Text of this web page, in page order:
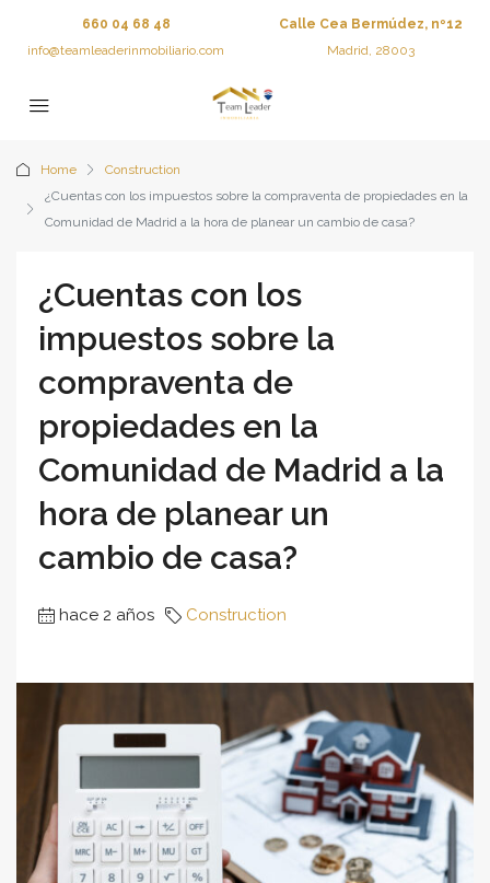
660 04 68 48
info@teamleaderinmobiliario.com
Calle Cea Bermúdez, nº12
Madrid, 28003
Home
Construction
¿Cuentas con los impuestos sobre la compraventa de propiedades en la
Comunidad de Madrid a la hora de planear un cambio de casa?
¿Cuentas con los
impuestos sobre la
compraventa de
propiedades en la
Comunidad de Madrid a la
hora de planear un
cambio de casa?
hace 2 años Construction